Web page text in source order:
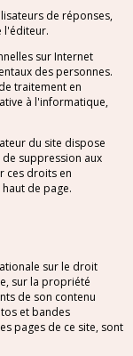
de réponses,
l'éditeur.
sur Internet
des personnes.
traitement en
à l'informatique,
du site dispose
suppression aux
ces droits en
haut de page.
sur le droit
sur la propriété
de son contenu
et bandes
pages de ce site, sont